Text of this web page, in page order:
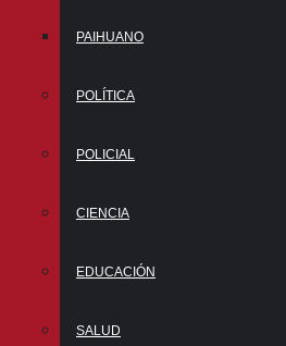
PAIHUANO
POLÍTICA
POLICIAL
CIENCIA
EDUCACIÓN
SALUD